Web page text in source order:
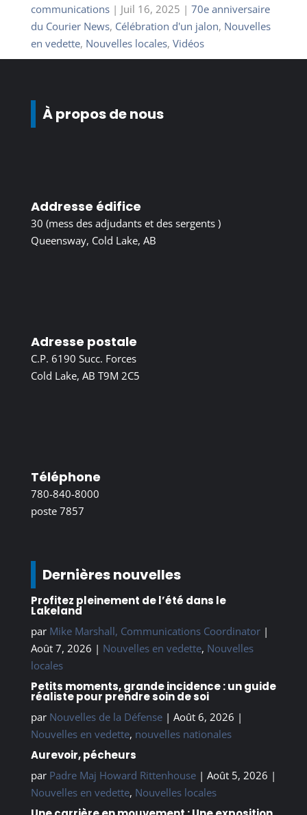
communications| Juil 16, 2025 | 70e anniversaire
du Courier News, Célébration d'un jalon, Nouvelles
en vedette, Nouvelles locales, Vidéos
À propos de nous
Addresse édifice
30 (mess des adjudants et des sergents )
Queensway, Cold Lake, AB
Adresse postale
C.P. 6190 Succ. Forces
Cold Lake, AB T9M 2C5
Téléphone
780-840-8000
poste 7857
Dernières nouvelles
Profitez pleinement de l’été dans le
Lakeland
par Mike Marshall, Communications Coordinator|
Août 7, 2026 | Nouvelles en vedette, Nouvelles
locales
Petits moments, grande incidence : un guide
réaliste pour prendre soin de soi
par Nouvelles de la Défense| Août 6, 2026 |
Nouvelles en vedette, nouvelles nationales
Aurevoir, pécheurs
par Padre Maj Howard Rittenhouse| Août 5, 2026 |
Nouvelles en vedette, Nouvelles locales